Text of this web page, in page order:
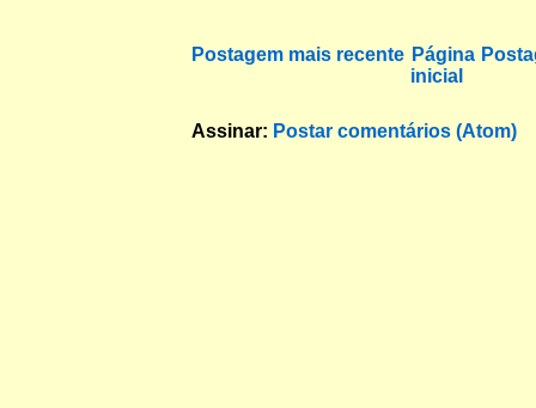
Postagem mais recente Página
inicial
Assinar: Postar comentários (Atom)